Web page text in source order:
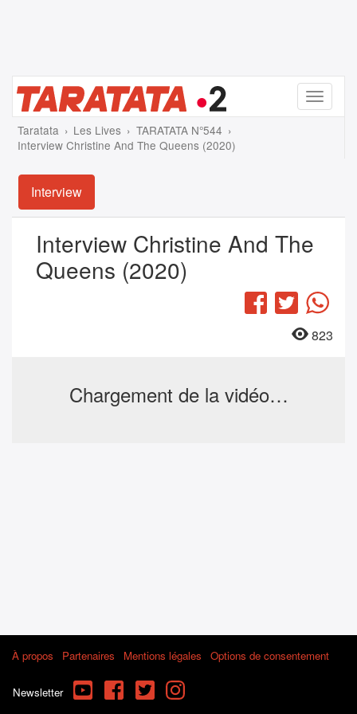
Menu
Taratata Les Lives
TARATATA N°544
Interview Christine And The Queens (2020)
Interview
Interview Christine And The
Queens (2020)
Facebook
Twitter
823
Chargement de la vidéo…
À propos Partenaires Mentions légales Options de consentement
Newsletter YouTube FacebookTwitterInstagram